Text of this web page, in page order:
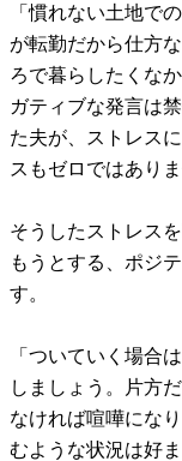
「慣れない土地で
が転勤だから仕方
ろで暮らしたくな
ガティブな発言は
た夫が、ストレス
スもゼロではありま
そうしたストレス
もうとする、ポジ
す。
「ついていく場合
しましょう。片方
なければ喧嘩にな
むような状況は好